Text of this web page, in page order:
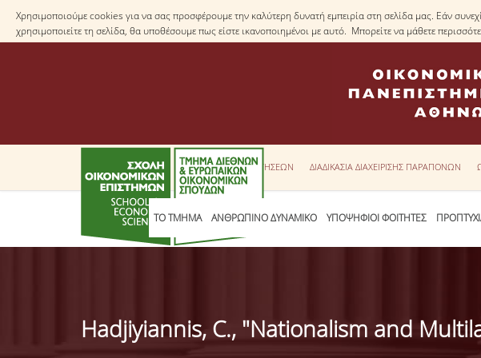
Χρησιμοποιούμε cookies για να σας προσφέρουμε την καλύτερη δυνατή εμπειρία στη σελίδα μας. Εάν
χρησιμοποιείτε τη σελίδα, θα υποθέσουμε πως είστε ικανοποιημένοι με αυτό. Μπορείτε να μάθετε
ΕΝΤΥΠΑ ΑΙΤΗΣΕΩΝ ΔΙΑΔΙΚΑΣΙΑ ΔΙΑΧΕΙΡΙΣΗΣ ΠΑΡΑΠΟΝΩΝ
ΤΟ ΤΜΗΜΑ ΑΝΘΡΩΠΙΝΟ ΔΥΝΑΜΙΚΟ ΥΠΟΨΗΦΙΟΙ ΦΟΙΤΗΤΕΣ
Hadjiyiannis, C., "Nationalism and